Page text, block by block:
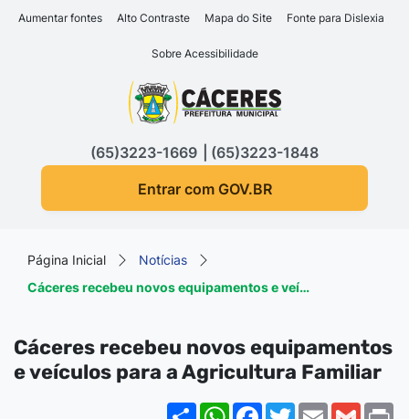
Seção de atalhos e links
Ir para o conteúdo [alt+1]
Ir para o rodapé [alt+4]
Aumentar fontes Alto Contraste Mapa do Site Fonte para Dislexia
Sobre Acessibilidade
Seção do menu principal
(65)3223-1669
(65)3223-1848
Entrar com GOV.BR
Página Inicial
Notícias
Cáceres recebeu novos equipamentos e veí…
Cáceres recebeu novos equipamentos
e veículos para a Agricultura Familiar
ShareWhatsApp
Facebook
Twitter
EmailGmail